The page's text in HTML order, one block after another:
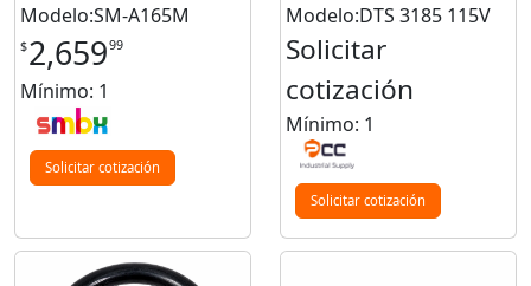
Modelo:SM-A165M
$2,65999
Mínimo: 1
Solicitar cotización
Modelo:DTS 3185 115V
Solicitar
cotización
Mínimo: 1
Solicitar cotización